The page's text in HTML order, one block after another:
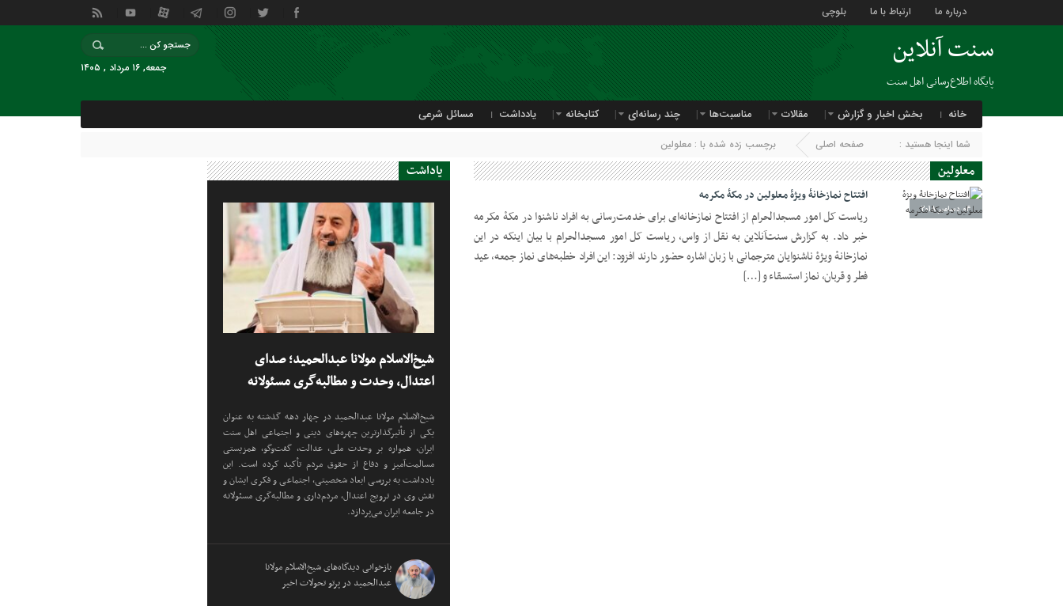
درباره ما ارتباط با ما بلوچی
سنت آنلاین
پایگاه اطلاع‌رسانی اهل سنت
جمعه, ۱۶ مرداد , ۱۴۰۵
خانه بخش اخبار و گزارش مقالات مناسبت‌ها چند رسانه‌ای کتابخانه یادداشت مسائل شرعی
شما اینجا هستید : صفحه اصلی برچسب زده شده با : معلولین
معلولین
04 دسامبر 2018
افتتاح نمازخانۀ‌ ویژۀ معلولین در مکۀ مکرمه
ریاست کل امور مسجدالحرام از افتتاح نماز‌خانه‌‌ای برای خدمت‌رسانی به افراد ناشنوا در مکۀ مکرمه
خبر داد. به گزارش سنت‌آنلاین به نقل از واس، ریاست کل امور مسجدالحرام با بیان اینکه در این
نمازخانۀ ویژۀ ناشنوایان مترجمانی با زبان اشاره حضور دارند افزود: این افراد خطبه‌های نماز جمعه، عید
فطر و قربان، نماز استسقاء و […]
یاداشت
شیخ‌الاسلام مولانا عبدالحمید؛ صدای
اعتدال، وحدت و مطالبه‌گری مسئولانه
شیخ‌الاسلام مولانا عبدالحمید در چهار دهه گذشته به عنوان
یکی از تأثیرگذارترین چهره‌های دینی و اجتماعی اهل سنت
ایران، همواره بر وحدت ملی، عدالت، گفت‌وگو، همزیستی
مسالمت‌آمیز و دفاع از حقوق مردم تأکید کرده است. این
یادداشت به بررسی ابعاد شخصیتی، اجتماعی و فکری ایشان و
نقش وی در ترویج اعتدال، مردم‌داری و مطالبه‌گری مسئولانه
در جامعه ایران می‌پردازد.
بازخوانی دیدگاه‌های شیخ‌الاسلام مولانا
عبدالحمید در پرتو تحولات اخیر